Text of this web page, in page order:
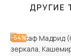
ДРУГИЕ
-54%